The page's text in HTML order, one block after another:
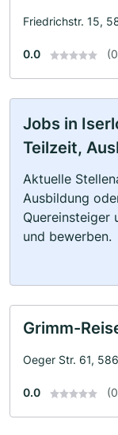
Friedrichstr. 15,
0.0
Jobs in
Teilzeit,
Aktuelle
Ausbildung
Quereinsteiger
und bewerben.
Grimm-
Oeger Str. 61,
0.0